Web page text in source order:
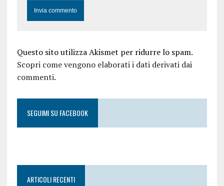
Questo sito utilizza Akismet per ridurre lo spam.
Scopri come vengono elaborati i dati derivati dai
commenti.
SEGUIMI SU FACEBOOK
ARTICOLI RECENTI